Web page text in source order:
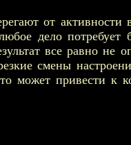
от
дело
все равно не
смены
может привести к